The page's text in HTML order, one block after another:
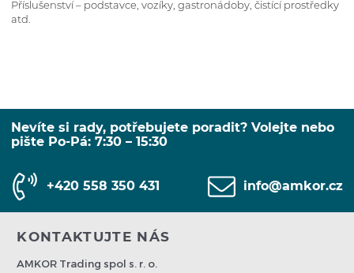
Příslušenství – podstavce, vozíky, gastronádoby, čistící prostředky
atd.
Nevíte si rady, potřebujete poradit? Volejte nebo
pište Po-Pá: 7:30 – 15:30
+420 558 350 431 info@amkor.cz
KONTAKTUJTE NÁS
AMKOR Trading spol s. r. o.